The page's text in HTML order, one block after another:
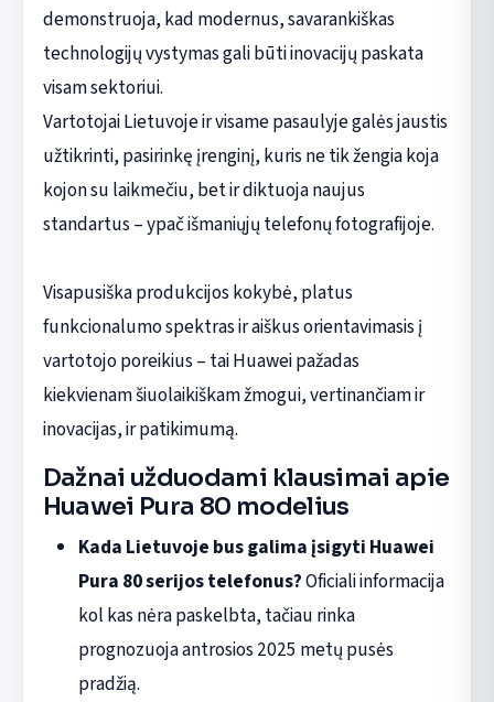
demonstruoja, kad modernus, savarankiškas
technologijų vystymas gali būti inovacijų paskata
visam sektoriui.
Vartotojai Lietuvoje ir visame pasaulyje galės jaustis
užtikrinti, pasirinkę įrenginį, kuris ne tik žengia koja
kojon su laikmečiu, bet ir diktuoja naujus
standartus – ypač išmaniųjų telefonų fotografijoje.
Visapusiška produkcijos kokybė, platus
funkcionalumo spektras ir aiškus orientavimasis į
vartotojo poreikius – tai Huawei pažadas
kiekvienam šiuolaikiškam žmogui, vertinančiam ir
inovacijas, ir patikimumą.
Dažnai užduodami klausimai apie
Huawei Pura 80 modelius
Kada Lietuvoje bus galima įsigyti Huawei
Pura 80 serijos telefonus?Oficiali informacija
kol kas nėra paskelbta, tačiau rinka
prognozuoja antrosios 2025 metų pusės
pradžią.